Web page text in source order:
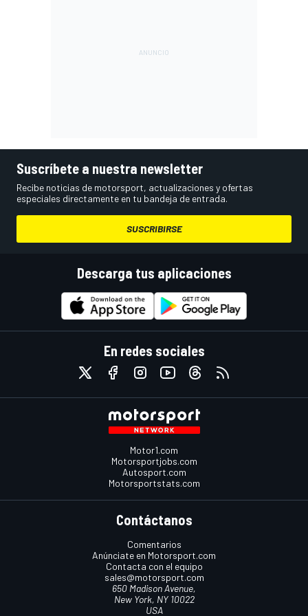
Suscríbete a nuestra newsletter
Recibe noticias de motorsport, actualizaciones y ofertas
especiales directamente en tu bandeja de entrada.
SUSCRIBIRSE
Descarga tus aplicaciones
En redes sociales
Motor1.com
Motorsportjobs.com
Autosport.com
Motorsportstats.com
Contáctanos
Comentarios
Anúnciate en Motorsport.com
Contacta con el equipo
sales@motorsport.com
650 Madison Avenue,
New York, NY 10022
USA